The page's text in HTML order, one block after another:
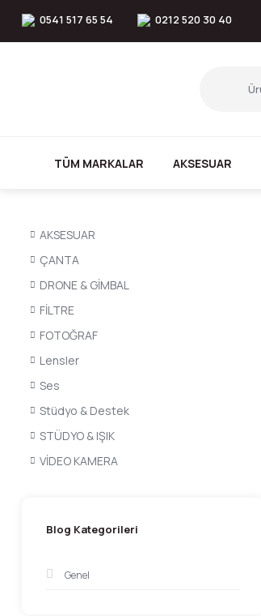
0541 517 65 54 0212 520 30 40
TÜM MARKALAR AKSESUAR
AKSESUAR
ÇANTA
DRONE & GİMBAL
FİLTRE
FOTOĞRAF
Lensler
Ses
Stüdyo & Destek
STÜDYO & IŞIK
VİDEO KAMERA
Blog Kategorileri
Genel